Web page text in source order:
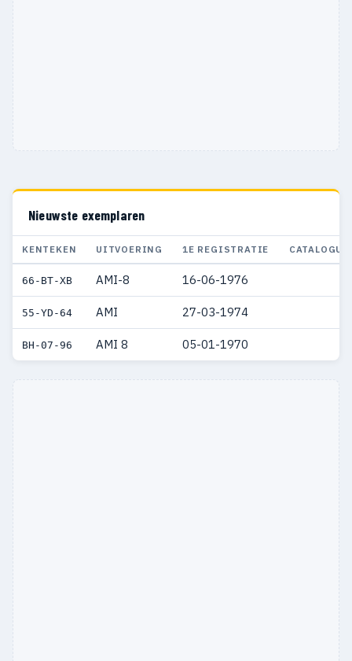
Nieuwste exemplaren
KENTEKEN UITVOERING 1E REGISTRATIE
66-BT-XB AMI-8 16-06-1976
55-YD-64 AMI 27-03-1974
BH-07-96 AMI 8 05-01-1970